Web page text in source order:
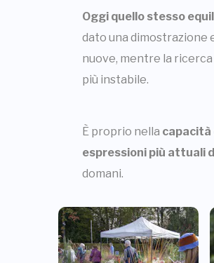
Oggi quello stesso
dato una dimostrazione
nuove, mentre la
più instabile.
È proprio nella capacità
espressioni più attuali
domani.